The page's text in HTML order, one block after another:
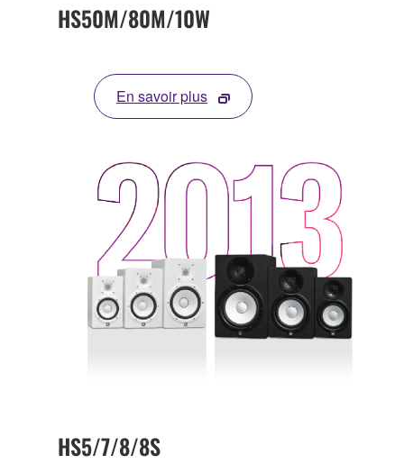
HS50M/80M/10W
En savoir plus
HS5/7/8/8S